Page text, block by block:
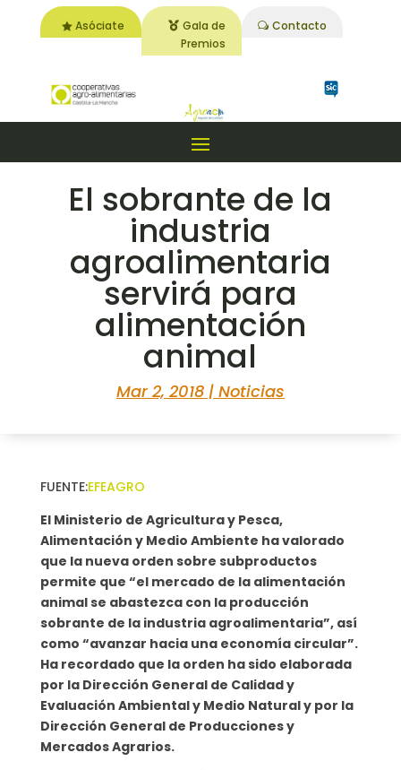
Asóciate
Gala de
Premios
Contacto
El sobrante de la
industria
agroalimentaria
servirá para
alimentación
animal
Mar 2, 2018| Noticias
FUENTE:EFEAGRO
El Ministerio de Agricultura y Pesca,
Alimentación y Medio Ambiente ha valorado
que la nueva orden sobre subproductos
permite que “el mercado de la alimentación
animal se abastezca con la producción
sobrante de la industria agroalimentaria”, así
como “avanzar hacia una economía circular”.
Ha recordado que la orden ha sido elaborada
por la Dirección General de Calidad y
Evaluación Ambiental y Medio Natural y por la
Dirección General de Producciones y
Mercados Agrarios.